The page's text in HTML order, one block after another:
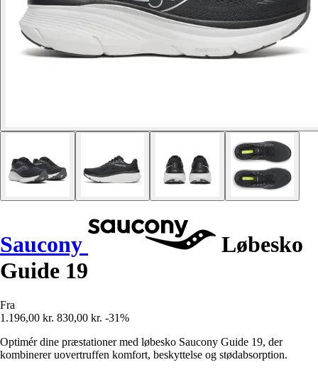
Saucony
Løbesko
Guide 19
Fra
1.196,00 kr. 830,00 kr. -31%
Optimér dine præstationer med løbesko Saucony Guide 19, der
kombinerer uovertruffen komfort, beskyttelse og stødabsorption.